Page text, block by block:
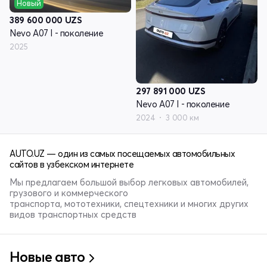
Новый
389 600 000 UZS
Nevo A07 I - поколение
2025
297 891 000 UZS
Nevo A07 I - поколение
2024 3 000 км
AUTO.UZ — один из самых посещаемых автомобильных
сайтов в узбекском интернете
Мы предлагаем большой выбор легковых автомобилей,
грузового и коммерческого
транспорта, мототехники, спецтехники и многих других
видов транспортных средств
Новые авто